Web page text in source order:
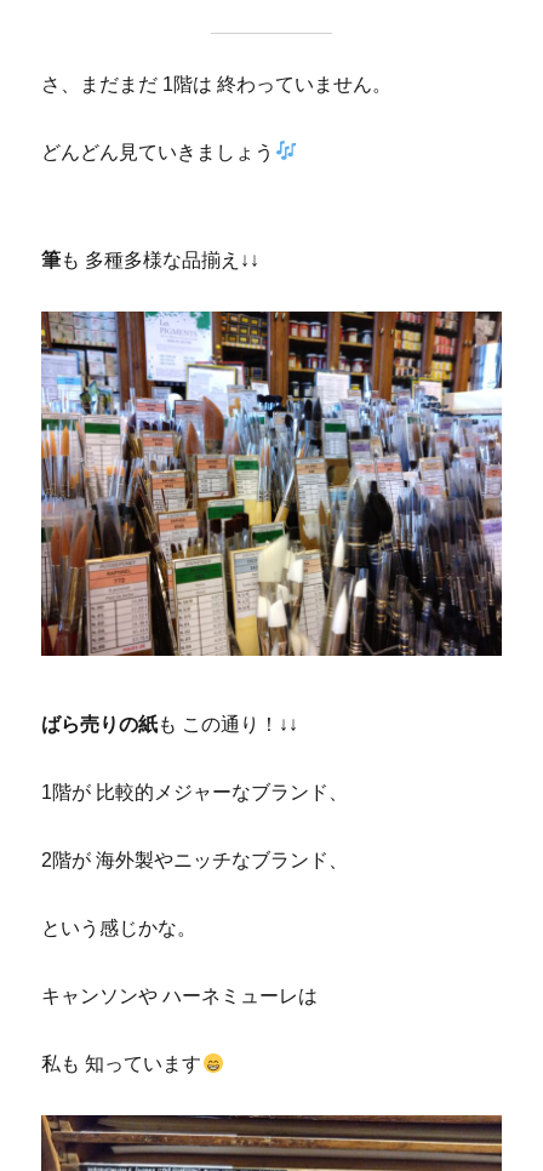
さ、まだまだ 1階は 終わっていません。
どんどん見ていきましょう
筆も 多種多様な品揃え↓↓
ばら売りの紙も この通り！↓↓
1階が 比較的メジャーなブランド、
2階が 海外製やニッチなブランド、
という感じかな。
キャンソンや ハーネミューレは
私も 知っています